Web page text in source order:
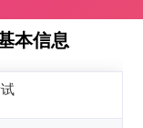
本信息